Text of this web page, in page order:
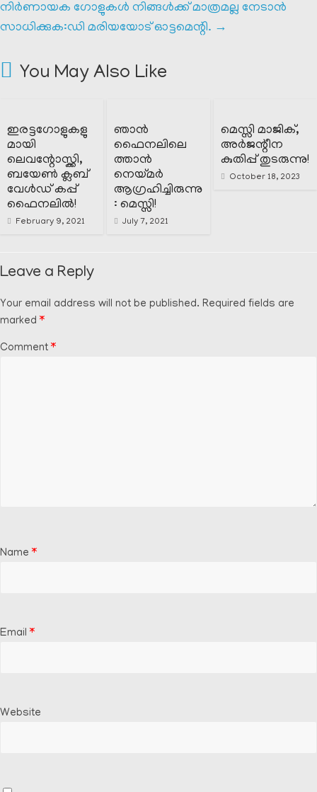
നിർണായക ഗോളുകൾ നിങ്ങൾക്ക് മാത്രമല്ല നേടാൻ
സാധിക്കുക:ഡി മരിയയോട് ഓട്ടമെന്റി. →
You May Also Like
ഇരട്ടഗോളുകളു
മായി
ലെവന്റോസ്ക്കി,
ബയേൺ ക്ലബ്
വേൾഡ് കപ്പ്
ഫൈനലിൽ!
February 9, 2021
ഞാൻ
ഫൈനലിലെ
ത്താൻ
നെയ്മർ
ആഗ്രഹിച്ചിരുന്നു
: മെസ്സി!
July 7, 2021
മെസ്സി മാജിക്,
അർജന്റീന
കുതിപ്പ് തുടരുന്നു!
October 18, 2023
Leave a Reply
Your email address will not be published. Required fields are
marked *
Comment *
Name *
Email *
Website